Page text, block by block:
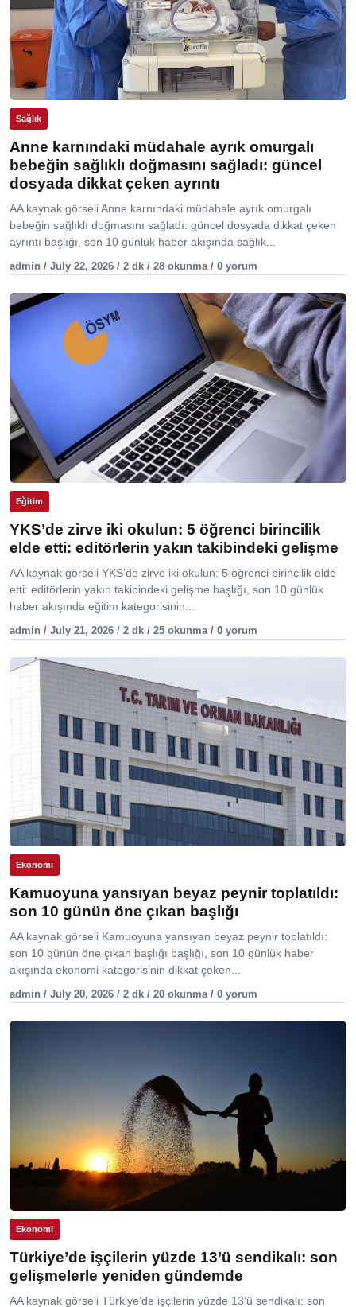
Sağlık
Anne karnındaki müdahale ayrık omurgalı
bebeğin sağlıklı doğmasını sağladı: güncel
dosyada dikkat çeken ayrıntı
AA kaynak görseli Anne karnındaki müdahale ayrık omurgalı
bebeğin sağlıklı doğmasını sağladı: güncel dosyada dikkat çeken
ayrıntı başlığı, son 10 günlük haber akışında sağlık...
admin / July 22, 2026 / 2 dk / 28 okunma / 0 yorum
Eğitim
YKS’de zirve iki okulun: 5 öğrenci birincilik
elde etti: editörlerin yakın takibindeki gelişme
AA kaynak görseli YKS’de zirve iki okulun: 5 öğrenci birincilik elde
etti: editörlerin yakın takibindeki gelişme başlığı, son 10 günlük
haber akışında eğitim kategorisinin...
admin / July 21, 2026 / 2 dk / 25 okunma / 0 yorum
Ekonomi
Kamuoyuna yansıyan beyaz peynir toplatıldı:
son 10 günün öne çıkan başlığı
AA kaynak görseli Kamuoyuna yansıyan beyaz peynir toplatıldı:
son 10 günün öne çıkan başlığı başlığı, son 10 günlük haber
akışında ekonomi kategorisinin dikkat çeken...
admin / July 20, 2026 / 2 dk / 20 okunma / 0 yorum
Ekonomi
Türkiye’de işçilerin yüzde 13’ü sendikalı: son
gelişmelerle yeniden gündemde
AA kaynak görseli Türkiye’de işçilerin yüzde 13’ü sendikalı: son